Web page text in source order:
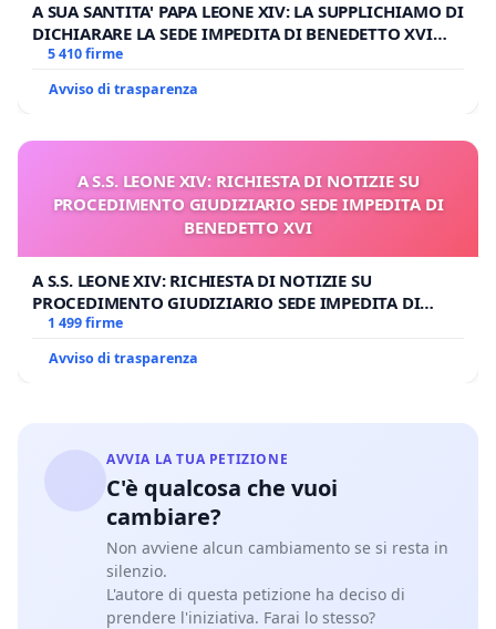
A SUA SANTITA' PAPA LEONE XIV: LA SUPPLICHIAMO DI
DICHIARARE LA SEDE IMPEDITA DI BENEDETTO XVI
E/O DI FAR APRIRE IL RELATIVO PROCESSO
5 410 firme
Avviso di trasparenza
A S.S. LEONE XIV: RICHIESTA DI NOTIZIE SU
PROCEDIMENTO GIUDIZIARIO SEDE IMPEDITA DI
BENEDETTO XVI
A S.S. LEONE XIV: RICHIESTA DI NOTIZIE SU
PROCEDIMENTO GIUDIZIARIO SEDE IMPEDITA DI
BENEDETTO XVI
1 499 firme
Avviso di trasparenza
AVVIA LA TUA PETIZIONE
C'è qualcosa che vuoi
cambiare?
Non avviene alcun cambiamento se si resta in
silenzio.
L'autore di questa petizione ha deciso di
prendere l'iniziativa. Farai lo stesso?